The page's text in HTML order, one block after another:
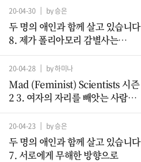
20-04-30 by 승은
두 명의 애인과 함께 살고 있습니다
8. 제가 폴리아모리 감별사는
아니지만요
20-04-28 by 하미나
Mad (Feminist) Scientists 시즌
2 3. 여자의 자리를 빼앗는 사람들 -
컴퓨터과학(1)
20-04-23 by 승은
두 명의 애인과 함께 살고 있습니다
7. 서로에게 무해한 방향으로